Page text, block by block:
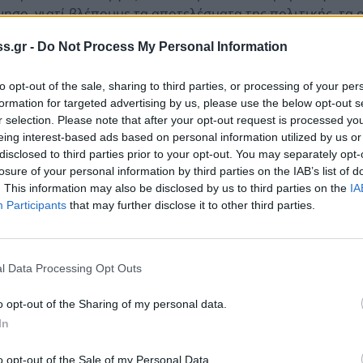
- Do Not Process My Personal Information
opt-out of the sale, sharing to third parties, or processing of your
for targeted advertising by us, please use the below opt-out
selection. Please note that after your opt-out request is processed
interest-based ads based on personal information utilized by us
to third parties prior to your opt-out. You may separately
of your personal information by third parties on the IAB’s list of
This information may also be disclosed by us to third parties on the
Participants that may further disclose it to other third parties.
Data Processing Opt Outs
opt-out of the Sharing of my personal data.
opt-out of the Sale of my Personal Data.
γιατί βλέπουμε τα αποτελέσματα της πολιτικής, τα
και αποδεικνύουν ότι γίνεται μεγάλη δουλειά και
δήλωσε.
τη γέφυρα της Τσακώνας
της Τσακώνας, ο Περιφερειάρχης
έργο, στο επίπεδο της προσβασιμότητας και της
Πελοποννήσου με 70 εκατομμύρια ευρώ που
μας διατηρείται ακέραιο και υλοποιείται
απόψεις έχουν κατά καιρούς διατυπωθεί».
έργου, δεν ξεχνάμε ωστόσο ότι το έργο αυτό το
παρελθόντος και τα οποία δεν θα πρέπει ποτέ να
του στη θετική ανταπόκριση του Υπουργού στο
ανισόπεδου κόμβου στο ύψος Μελιγαλά, που θα